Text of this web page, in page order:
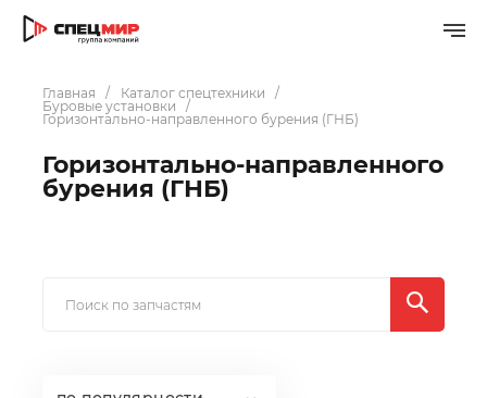
Главная
Каталог спецтехники
Буровые установки
Горизонтально-направленного бурения (ГНБ)
Горизонтально-направленного
бурения (ГНБ)